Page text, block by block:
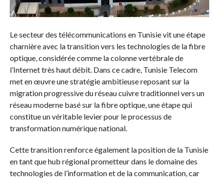
Le secteur des télécommunications en Tunisie vit une étape
charnière avec la transition vers les technologies de la fibre
optique, considérée comme la colonne vertébrale de
l’Internet très haut débit. Dans ce cadre, Tunisie Telecom
met en œuvre une stratégie ambitieuse reposant sur la
migration progressive du réseau cuivre traditionnel vers un
réseau moderne basé sur la fibre optique, une étape qui
constitue un véritable levier pour le processus de
transformation numérique national.
Cette transition renforce également la position de la Tunisie
en tant que hub régional prometteur dans le domaine des
technologies de l’information et de la communication, car